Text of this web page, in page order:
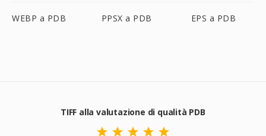
WEBP a PDB PPSX a PDB EPS a PDB
TIFF alla valutazione di qualità PDB